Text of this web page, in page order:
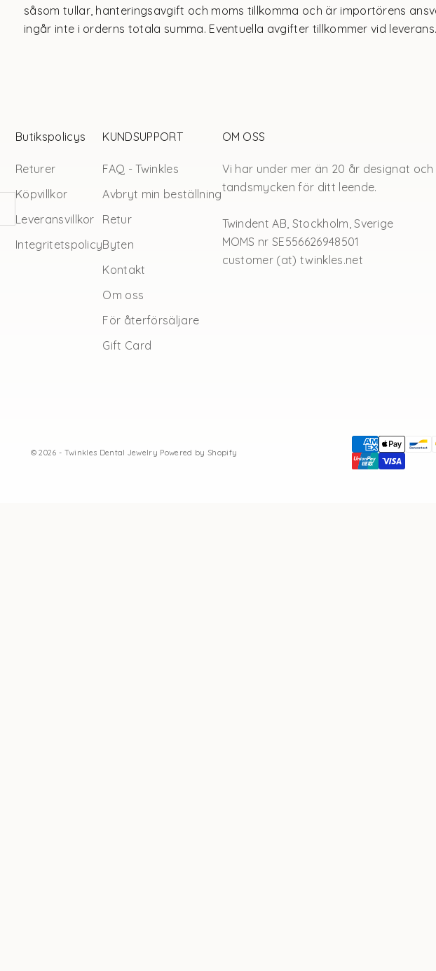
såsom tullar, hanteringsavgift och moms tillkomma och är importörens
ingår inte i orderns totala summa. Eventuella avgifter tillkommer vid leverans.
Butikspolicys
Returer
Köpvillkor
Leveransvillkor
Integritetspolicy
KUNDSUPPORT
FAQ - Twinkles
Avbryt min beställning
Retur
Byten
Kontakt
Om oss
För återförsäljare
Gift Card
OM OSS
Vi har under mer än 20 år designat
tandsmycken för ditt leende.
Twindent AB, Stockholm, Sverige
MOMS nr SE556626948501
customer (at) twinkles.net
© 2026 - Twinkles Dental Jewelry Powered by Shopify